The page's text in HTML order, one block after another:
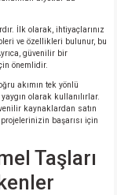
İlk olarak, ihtiyaçlarınız
ve özellikleri bulunur, bu
güvenilir bir
önemlidir.
akımın tek yönlü
olarak kullanılırlar.
kaynaklardan satın
başarısı için
Taşları